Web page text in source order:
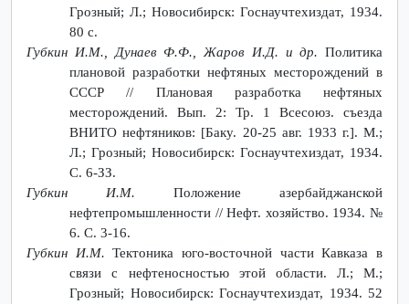
Грозный; Л.; Новосибирск: Госнаучтехиздат, 1934.
80 с.
Губкин И.М., Дунаев Ф.Ф., Жаров И.Д. и др. Политика
плановой разработки нефтяных месторождений в
СССР // Плановая разработка нефтяных
месторождений. Вып. 2: Тр. 1 Всесоюз. съезда
ВНИТО нефтяников: [Баку. 20-25 авг. 1933 г.]. М.;
Л.; Грозный; Новосибирск: Госнаучтехиздат, 1934.
С. 6-ЗЗ.
Губкин И.М. Положение азербайджанской
нефтепромышленности // Нефт. хозяйство. 1934. №
6. С. 3-16.
Губкин И.М.Тектоника юго-восточной части Кавказа в
связи с нефтеносностью этой области. Л.; M.;
Грозный; Новосибирск: Госнаучтехиздат, 1934. 52